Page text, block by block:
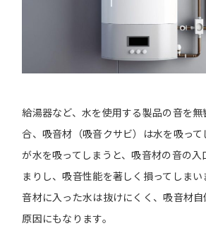
給湯器など、水を使用する製品の音を
合、吸音材（吸音クサビ）は水を吸っ
が水を吸ってしまうと、吸音材の音の
まりし、吸音性能を著しく損ってしま
音材に入った水は抜けにくく、吸音材
原因にもなります。